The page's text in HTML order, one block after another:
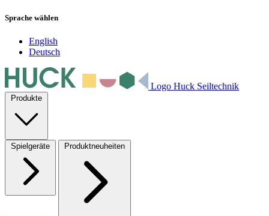
Sprache wählen
English
Deutsch
Logo Huck Seiltechnik
Produkte
Spielgeräte Produktneuheiten